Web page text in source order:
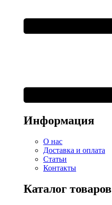
Информация
О нас
Доставка и оплата
Статьи
Контакты
Каталог товаров